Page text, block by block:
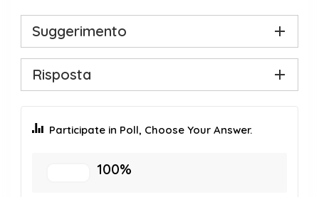
Suggerimento
Risposta
Participate in Poll, Choose Your Answer.
100%